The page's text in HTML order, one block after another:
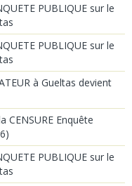
PUBLIQUE sur le
PUBLIQUE sur le
à Gueltas devient
CENSURE Enquête
PUBLIQUE sur le